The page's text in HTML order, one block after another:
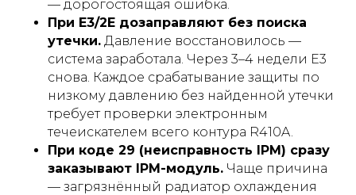
— дорогостоящая ошибка.
При E3/2E дозаправляют без поиска
утечки. Давление восстановилось —
система заработала. Через 3–4 недели E3
снова. Каждое срабатывание защиты по
низкому давлению без найденной утечки
требует проверки электронным
течеискателем всего контура R410A.
При коде 29 (неисправность IPM) сразу
заказывают IPM-модуль. Чаще причина
— загрязнённый радиатор охлаждения